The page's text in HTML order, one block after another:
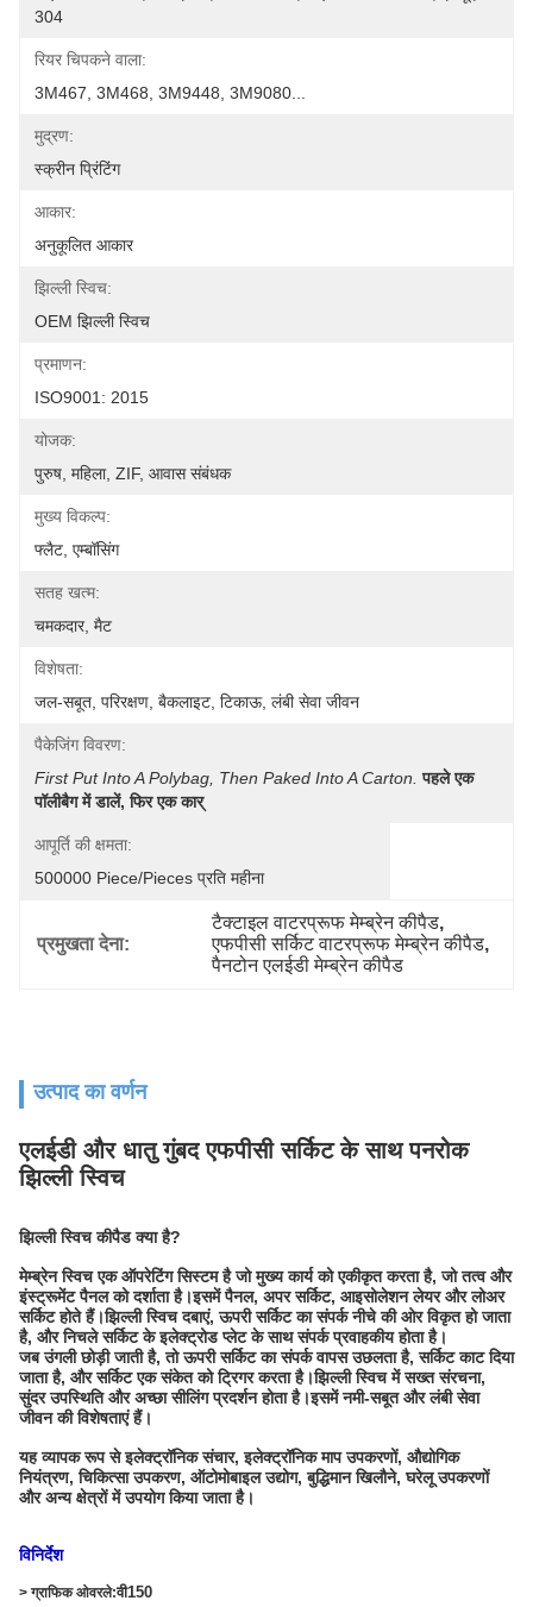
304
रियर चिपकने वाला:
3M467, 3M468, 3M9448, 3M9080...
मुद्रण:
स्क्रीन प्रिंटिंग
आकार:
अनुकूलित आकार
झिल्ली स्विच:
OEM झिल्ली स्विच
प्रमाणन:
ISO9001: 2015
योजक:
पुरुष, महिला, ZIF, आवास संबंधक
मुख्य विकल्प:
फ्लैट, एम्बॉसिंग
सतह खत्म:
चमकदार, मैट
विशेषता:
जल-सबूत, परिरक्षण, बैकलाइट, टिकाऊ, लंबी सेवा जीवन
पैकेजिंग विवरण:
First Put Into A Polybag, Then Paked Into A Carton. पहले एक
पॉलीबैग में डालें, फिर एक कार्
आपूर्ति की क्षमता:
500000 Piece/Pieces प्रति महीना
प्रमुखता देना:
टैक्टाइल वाटरप्रूफ मेम्ब्रेन कीपैड,
एफपीसी सर्किट वाटरप्रूफ मेम्ब्रेन कीपैड
पैनटोन एलईडी मेम्ब्रेन कीपैड
उत्पाद का वर्णन
एलईडी और धातु गुंबद एफपीसी सर्किट के साथ पनरोक
झिल्ली स्विच
झिल्ली स्विच कीपैड क्या है?
मेम्ब्रेन स्विच एक ऑपरेटिंग सिस्टम है जो मुख्य कार्य को एकीकृत करता है, जो तत्व और
इंस्ट्रूमेंट पैनल को दर्शाता है।इसमें पैनल, अपर सर्किट, आइसोलेशन लेयर और लोअर
सर्किट होते हैं।झिल्ली स्विच दबाएं, ऊपरी सर्किट का संपर्क नीचे की ओर विकृत हो जाता
है, और निचले सर्किट के इलेक्ट्रोड प्लेट के साथ संपर्क प्रवाहकीय होता है।
जब उंगली छोड़ी जाती है, तो ऊपरी सर्किट का संपर्क वापस उछलता है, सर्किट काट दिया
जाता है, और सर्किट एक संकेत को ट्रिगर करता है।झिल्ली स्विच में सख्त संरचना,
सुंदर उपस्थिति और अच्छा सीलिंग प्रदर्शन होता है।इसमें नमी-सबूत और लंबी सेवा
जीवन की विशेषताएं हैं।
यह व्यापक रूप से इलेक्ट्रॉनिक संचार, इलेक्ट्रॉनिक माप उपकरणों, औद्योगिक
नियंत्रण, चिकित्सा उपकरण, ऑटोमोबाइल उद्योग, बुद्धिमान खिलौने, घरेलू उपकरणों
और अन्य क्षेत्रों में उपयोग किया जाता है।
विनिर्देश
> ग्राफिक ओवरले:वी150